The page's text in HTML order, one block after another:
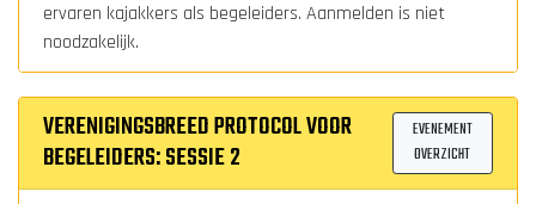
ervaren kajakkers als begeleiders. Aanmelden is niet
noodzakelijk.
VERENIGINGSBREED PROTOCOL VOOR
BEGELEIDERS: SESSIE 2
EVENEMENT
OVERZICHT